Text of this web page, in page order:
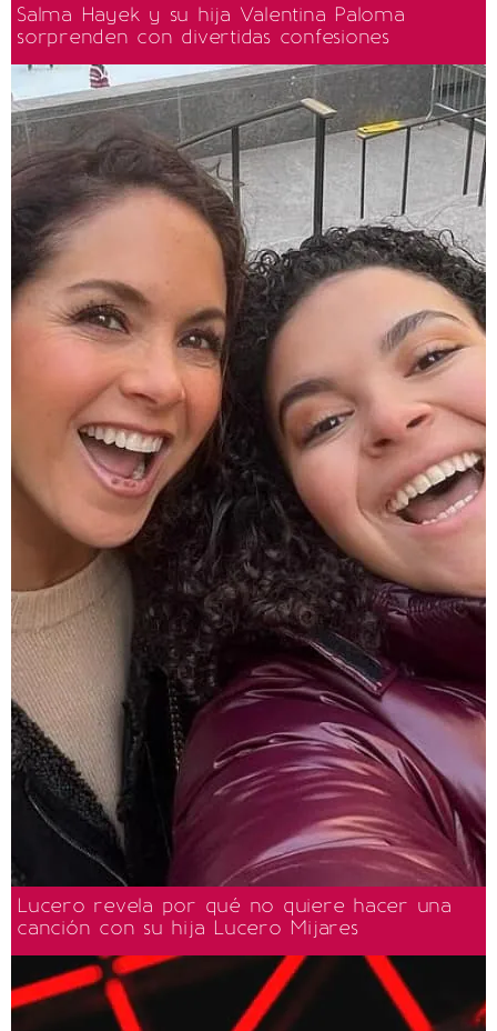
Salma Hayek y su hija Valentina Paloma
sorprenden con divertidas confesiones
Lucero revela por qué no quiere hacer una
canción con su hija Lucero Mijares